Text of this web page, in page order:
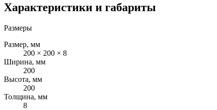
Характеристики и габариты
Размеры
Размер, мм
200 × 200 × 8
Ширина, мм
200
Высота, мм
200
Толщина, мм
8